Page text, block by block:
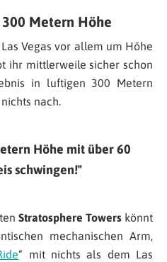
Metern Höhe
Vegas vor allem um Höhe
ihr mittlerweile sicher schon
in luftigen 300 Metern
nach.
Höhe mit über 60
schwingen!
Stratosphere Towerskönnt
mechanischen Arm,
“ mit nichts als dem Las